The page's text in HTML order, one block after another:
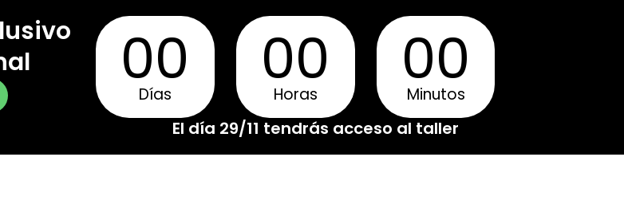
00
Días 00
Horas 00
Minutos
El día 29/11 tendrás acceso al taller